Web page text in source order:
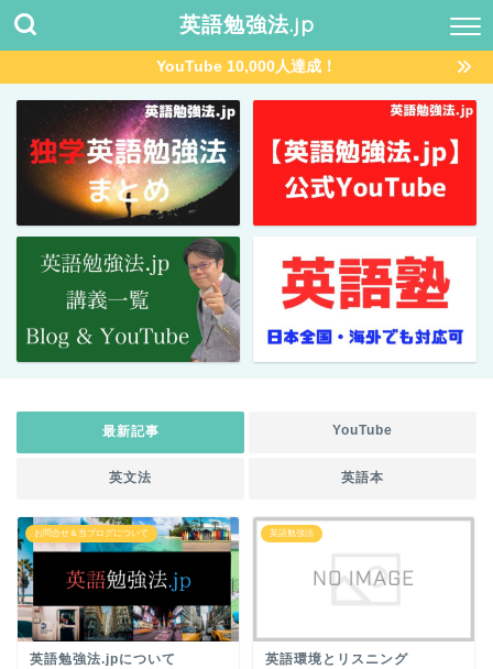
英語勉強法.jp
YouTube 10,000人達成！
最新記事 YouTube
英文法 英語本
お問合せ＆当ブログについて
英語勉強法.jpについて
英語勉強法
英語環境とリスニング